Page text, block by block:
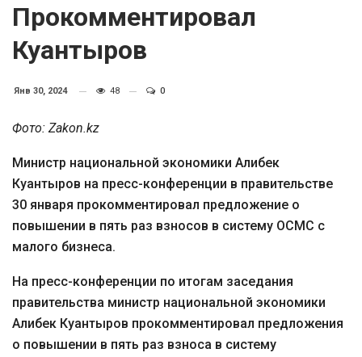
Прокомментировал
Куантыров
Янв 30, 2024 48 0
Фото: Zakon.kz
Министр национальной экономики Алибек
Куантыров на пресс-конференции в правительстве
30 января прокомментировал предложение о
повышении в пять раз взносов в систему ОСМС с
малого бизнеса.
На пресс-конференции по итогам заседания
правительства министр национальной экономики
Алибек Куантыров прокомментировал предложения
о повышении в пять раз взноса в систему